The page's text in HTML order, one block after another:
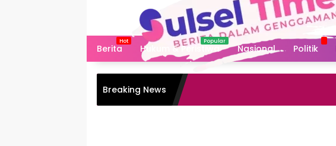
Berita
Hukum & Peristiwa Nasional Politik
Breaking News